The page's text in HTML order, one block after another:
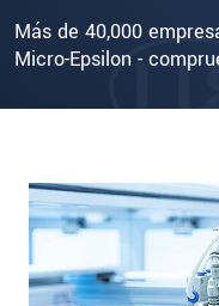
Más de 40,000
Micro-Epsilon -